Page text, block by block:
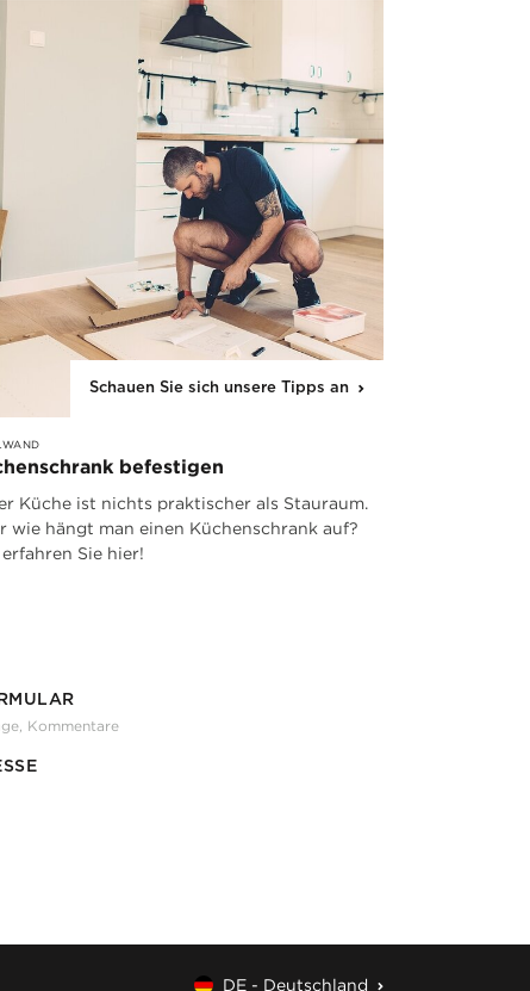
Schauen Sie sich unsere Tipps an
befestigen
Küche ist nichts praktischer als Stauraum.
wie hängt man einen Küchenschrank auf?
erfahren Sie hier!
Kommentare
DE - Deutschland